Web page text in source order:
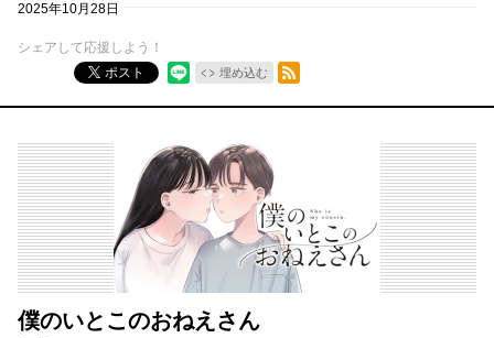
2025年10月28日
シェアして応援しよう！
ポスト
埋め込む
RSSフィード
僕のいとこのおねえさん